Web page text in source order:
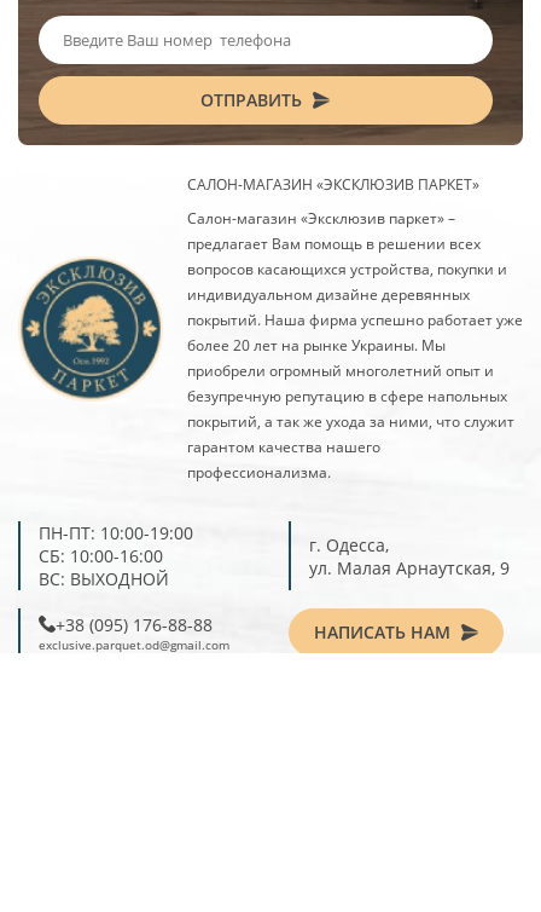
ОТПРАВИТЬ
САЛОН-МАГАЗИН «ЭКСКЛЮЗИВ ПАРКЕТ»
Салон-магазин «Эксклюзив паркет» –
предлагает Вам помощь в решении всех
вопросов касающихся устройства, покупки и
индивидуальном дизайне деревянных
покрытий. Наша фирма успешно работает уже
более 20 лет на рынке Украины. Мы
приобрели огромный многолетний опыт и
безупречную репутацию в сфере напольных
покрытий, а так же ухода за ними, что служит
гарантом качества нашего
профессионализма.
ПН-ПТ: 10:00-19:00
СБ: 10:00-16:00
ВС: ВЫХОДНОЙ
г. Одесса,
ул. Малая Арнаутская, 9
‎+38 (095) 176-88-88
exclusive.parquet.od@gmail.com
НАПИСАТЬ НАМ